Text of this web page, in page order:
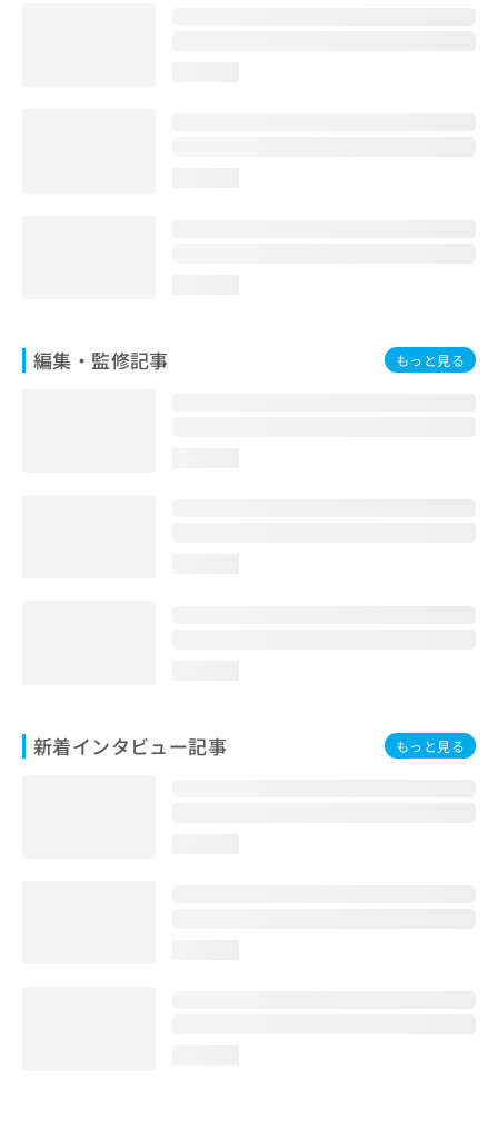
編集・監修記事 もっと見る
新着インタビュー記事 もっと見る